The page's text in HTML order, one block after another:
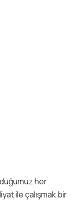
her
ile çalışmak bir